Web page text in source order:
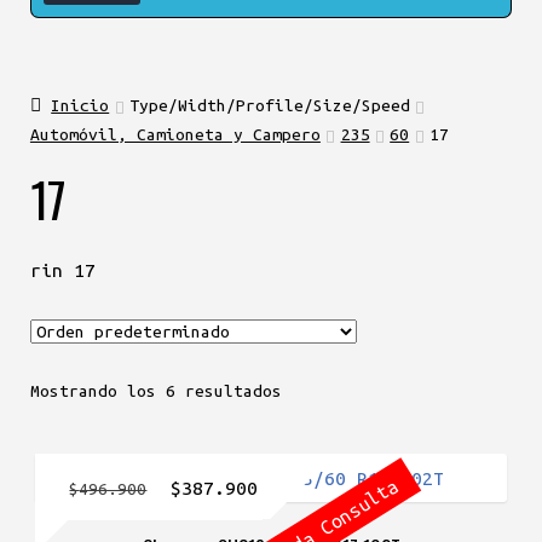
Inicio
Type/Width/Profile/Size/Speed
Automóvil, Camioneta y Campero
235 60 17
17
rin 17
Mostrando los 6 resultados
$496.900
El$387.900
precio